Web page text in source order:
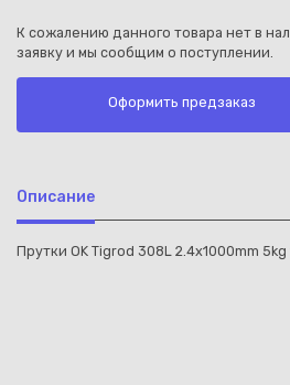
Каз
К сожалению данного товара нет в
заявку и мы сообщим о поступлении.
Оформить предзаказ
Описание
Прутки OK Tigrod 308L 2.4x1000mm 5kg